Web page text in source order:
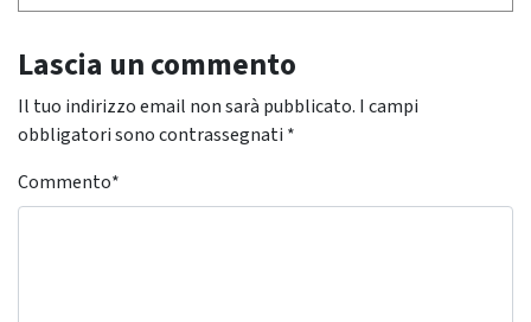
Lascia un commento
Il tuo indirizzo email non sarà pubblicato. I campi
obbligatori sono contrassegnati *
Commento*